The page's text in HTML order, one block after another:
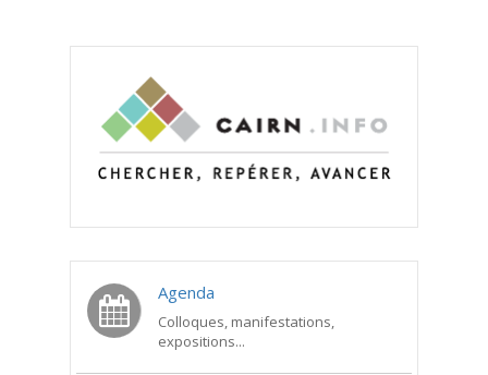
Agenda
Colloques, manifestations,
expositions...